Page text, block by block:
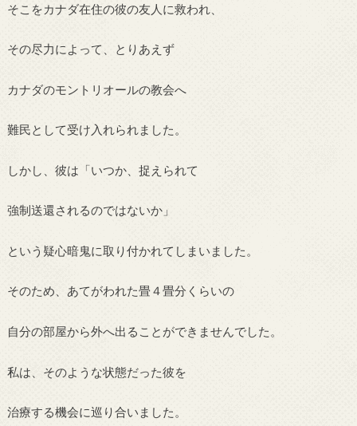
そこをカナダ在住の彼の友人に救われ、
その尽力によって、とりあえず
カナダのモントリオールの教会へ
難民として受け入れられました。
しかし、彼は「いつか、捉えられて
強制送還されるのではないか」
という疑心暗鬼に取り付かれてしまいました。
そのため、あてがわれた畳４畳分くらいの
自分の部屋から外へ出ることができませんでした。
私は、そのような状態だった彼を
治療する機会に巡り合いました。